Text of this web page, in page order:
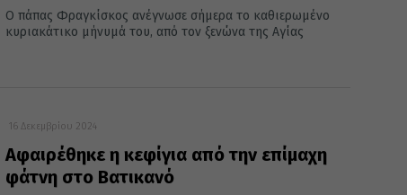
Ο πάπας Φραγκίσκος ανέγνωσε σήμερα το καθιερωμένο
κυριακάτικο μήνυμά του, από τον ξενώνα της Αγίας
16 Δεκεμβρίου 2024
Aφαιρέθηκε η κεφίγια από την επίμαχη
φάτνη στο Βατικανό